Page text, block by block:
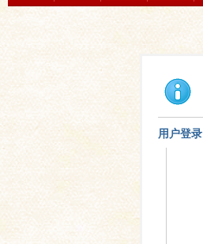
用户登录